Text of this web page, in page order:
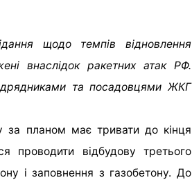
щодо темпів відновлення
внаслідок ракетних атак РФ.
та посадовцями ЖКГ
за планом має тривати до кінця
проводити відбудову третього
і заповнення з газобетону. До